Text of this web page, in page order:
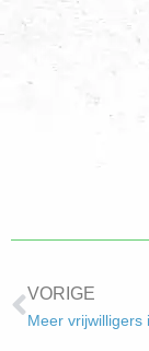
VORIGE
Meer vrijwilligers